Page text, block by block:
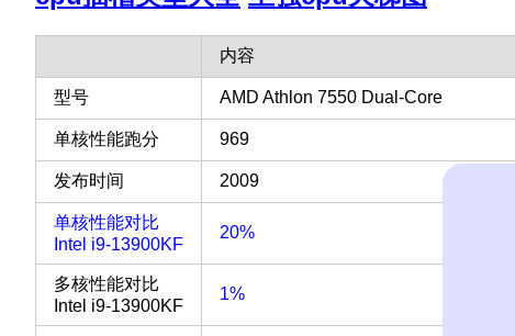
内容
型号 AMD Athlon 7550 Dual-Core
单核性能跑分 969
发布时间 2009
单核性能对比
Intel i9-13900KF
20%
多核性能对比
Intel i9-13900KF
1%